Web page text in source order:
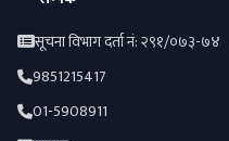
सूचना विभाग दर्ता नं: २९१/०७३-७४
9851215417
01-5908911